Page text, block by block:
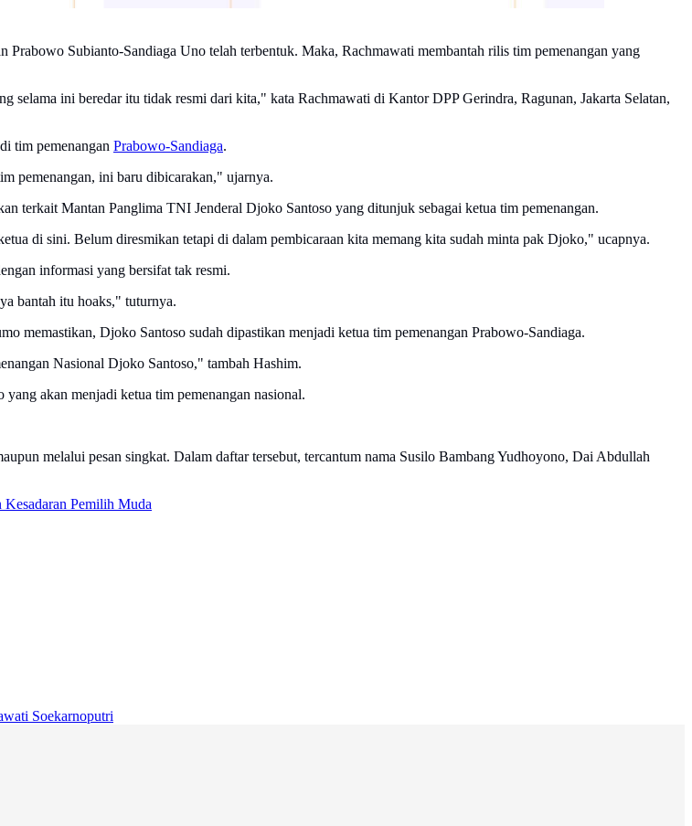
Prabowo Subianto-Sandiaga Uno telah terbentuk. Maka, Rachmawati membantah rilis tim pemenangan yang
selama ini beredar itu tidak resmi dari kita," kata Rachmawati di Kantor DPP Gerindra, Ragunan, Jakarta Selatan,
tim pemenangan Prabowo-Sandiaga.
pemenangan, ini baru dibicarakan," ujarnya.
terkait Mantan Panglima TNI Jenderal Djoko Santoso yang ditunjuk sebagai ketua tim pemenangan.
di sini. Belum diresmikan tetapi di dalam pembicaraan kita memang kita sudah minta pak Djoko," ucapnya.
informasi yang bersifat tak resmi.
bantah itu hoaks," tuturnya.
memastikan, Djoko Santoso sudah dipastikan menjadi ketua tim pemenangan Prabowo-Sandiaga.
Nasional Djoko Santoso," tambah Hashim.
akan menjadi ketua tim pemenangan nasional.
melalui pesan singkat. Dalam daftar tersebut, tercantum nama Susilo Bambang Yudhoyono, Dai Abdullah
Pemilih Muda
Soekarnoputri